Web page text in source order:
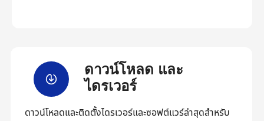
ดาวน์โหลด และ
ไดรเวอร์
ดาวน์โหลดและติดตั้งไดรเวอร์และซอฟต์แวร์ล่าสุดสำหรับ